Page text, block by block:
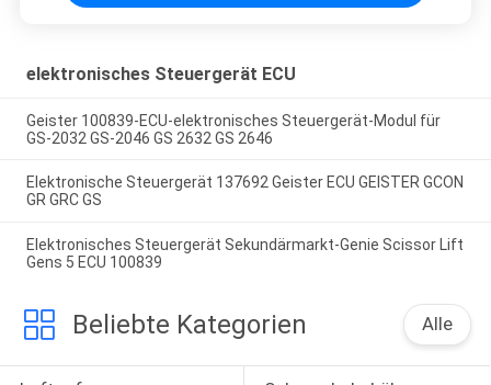
elektronisches Steuergerät ECU
Geister 100839-ECU-elektronisches Steuergerät-Modul für
GS-2032 GS-2046 GS 2632 GS 2646
Elektronische Steuergerät 137692 Geister ECU GEISTER GCON
GR GRC GS
Elektronisches Steuergerät Sekundärmarkt-Genie Scissor Lift
Gens 5 ECU 100839
Beliebte Kategorien Alle